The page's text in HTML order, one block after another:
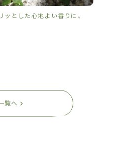
とした心地よい香りに、
覧へ